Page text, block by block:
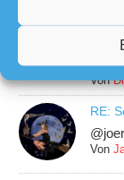
RE:
Von
RE:
Von